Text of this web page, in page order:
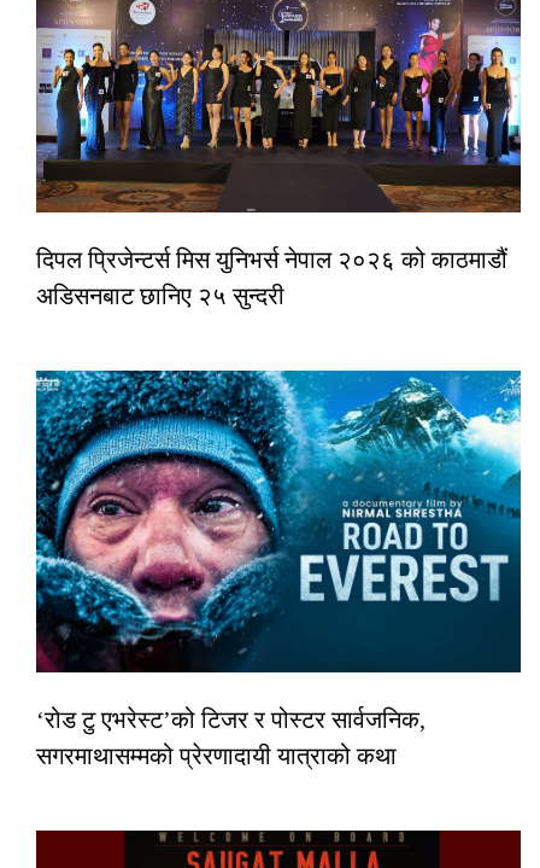
दिपल प्रिजेन्टर्स मिस युनिभर्स नेपाल २०२६ को काठमाडौं
अडिसनबाट छानिए २५ सुन्दरी
‘रोड टु एभरेस्ट’को टिजर र पोस्टर सार्वजनिक,
सगरमाथासम्मको प्रेरणादायी यात्राको कथा